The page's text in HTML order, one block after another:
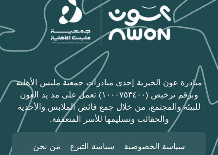
مبادرة عون الخيرية إحدى مبادرات جمعية ملبس الأهلية
وبرقم ترخيص (١٠٠٠٧٥٣٤٠٠) تعمل على مد يد العون
للبيئة والمجتمع، من خلال جمع فائض الملابس والأحذية
والحقائب وتسليمها للأسر المتعففة.
سياسة الخصوصية سياسة التبرع من نحن